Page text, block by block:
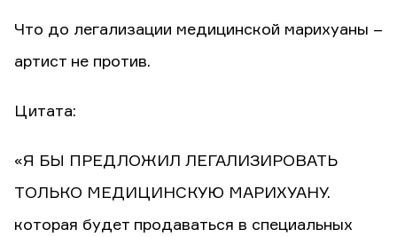
Что до легализации медицинской марихуаны –
артист не против.
Цитата:
«Я БЫ ПРЕДЛОЖИЛ ЛЕГАЛИЗИРОВАТЬ
ТОЛЬКО МЕДИЦИНСКУЮ МАРИХУАНУ.
которая будет продаваться в специальных